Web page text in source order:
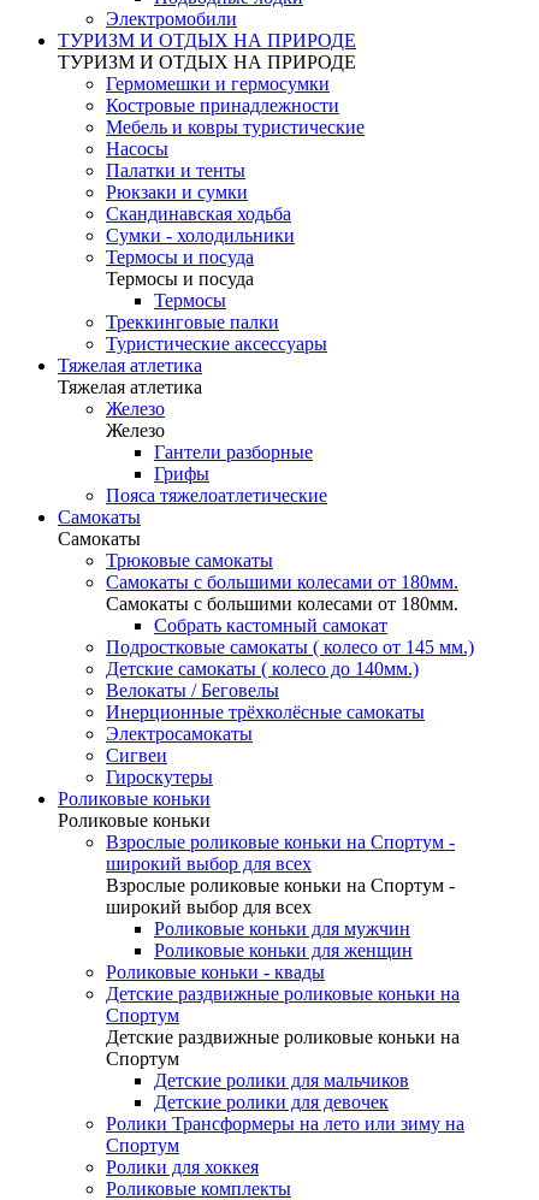
Электромобили
ТУРИЗМ И ОТДЫХ НА ПРИРОДЕ
ТУРИЗМ И ОТДЫХ НА ПРИРОДЕ
Гермомешки и гермосумки
Костровые принадлежности
Мебель и ковры туристические
Насосы
Палатки и тенты
Рюкзаки и сумки
Скандинавская ходьба
Сумки - холодильники
Термосы и посуда
Термосы и посуда
Термосы
Треккинговые палки
Туристические аксессуары
Тяжелая атлетика
Тяжелая атлетика
Железо
Железо
Гантели разборные
Грифы
Пояса тяжелоатлетические
Самокаты
Самокаты
Трюковые самокаты
Самокаты с большими колесами от 180мм.
Самокаты с большими колесами от 180мм.
Собрать кастомный самокат
Подростковые самокаты ( колесо от 145 мм.)
Детские самокаты ( колесо до 140мм.)
Велокаты / Беговелы
Инерционные трёхколёсные самокаты
Электросамокаты
Сигвеи
Гироскутеры
Роликовые коньки
Роликовые коньки
Взрослые роликовые коньки на Спортум -
широкий выбор для всех
Взрослые роликовые коньки на Спортум -
широкий выбор для всех
Роликовые коньки для мужчин
Роликовые коньки для женщин
Роликовые коньки - квады
Детские раздвижные роликовые коньки на
Спортум
Детские раздвижные роликовые коньки на
Спортум
Детские ролики для мальчиков
Детские ролики для девочек
Ролики Трансформеры на лето или зиму на
Спортум
Ролики для хоккея
Роликовые комплекты